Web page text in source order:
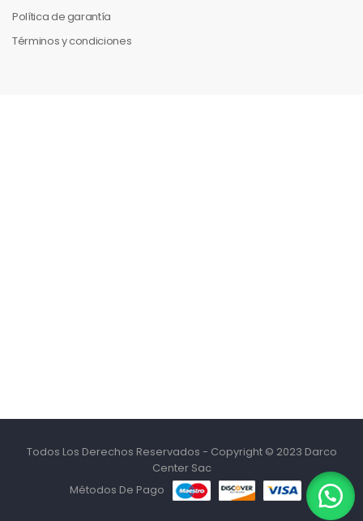
Política de garantía
Términos y condiciones
Todos Los Derechos Reservados - Copyright © 2023 Darco
Center Sac
Métodos De Pago